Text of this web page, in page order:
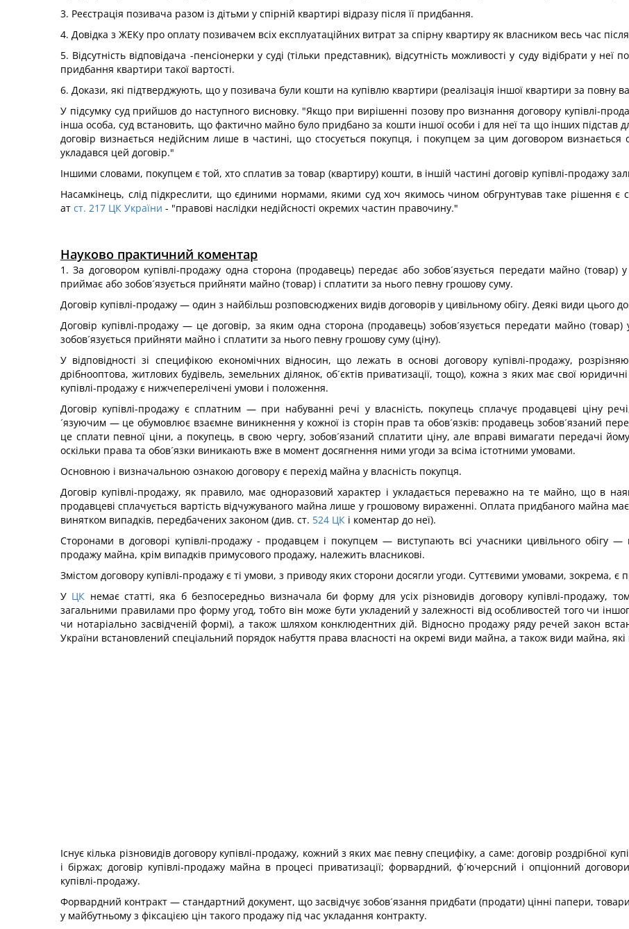
3. Реєстрація позивача разом із дітьми у спірній квартирі відразу після її придбання.
4. Довідка з ЖЕКу про оплату позивачем всіх експлуатаційних витрат за спірну квартиру як власником весь час
5. Відсутність відповідача -пенсіонерки у суді (тільки представник), відсутність можливості у суду відібрати у
придбання квартири такої вартості.
6. Докази, які підтверджують, що у позивача були кошти на купівлю квартири (реалізація іншої квартири за повну
У підсумку суд прийшов до наступного висновку. "Якщо при вирішенні позову про визнання договору купівлі-
інша особа, суд встановить, що фактично майно було придбано за кошти іншої особи і для неї та що інших підстав
договір визнається недійсним лише в частині, що стосується покупця, і покупцем за цим договором визнається
укладався цей договір."
Іншими словами, покупцем є той, хто сплатив за товар (квартиру) кошти, в іншій частині договір купівлі-продажу
Насамкінець, слід підкреслити, що єдиними нормами, якими суд хоч якимось чином обгрунтував таке рішення є
ат ст. 217 ЦК України - "правові наслідки недійсності окремих частин правочину."
Науково практичний коментар
1. За договором купівлі-продажу одна сторона (продавець) передає або зобов´язується передати майно (товар) у
приймає або зобов´язується прийняти майно (товар) і сплатити за нього певну грошову суму.
Договір купівлі-продажу — один з найбільш розповсюджених видів договорів у цивільному обігу. Деякі види цього
Договір купівлі-продажу — це договір, за яким одна сторона (продавець) зобов´язується передати майно (товар)
зобов´язується прийняти майно і сплатити за нього певну грошову суму (ціну).
У відповідності зі специфікою економічних відносин, що лежать в основі договору купівлі-продажу,
дрібнооптова, житлових будівель, земельних ділянок, об´єктів приватизації, тощо), кожна з яких має свої
купівлі-продажу є нижчеперелічені умови і положення.
Договір купівлі-продажу є сплатним — при набуванні речі у власність, покупець сплачує продавцеві ціну
´язуючим — це обумовлює взаємне виникнення у кожної із сторін прав та обов´язків: продавець зобов´язаний
це сплати певної ціни, а покупець, в свою чергу, зобов´язаний сплатити ціну, але вправі вимагати передачі
оскільки права та обов´язки виникають вже в момент досягнення ними угоди за всіма істотними умовами.
Основною і визначальною ознакою договору є перехід майна у власність покупця.
Договір купівлі-продажу, як правило, має одноразовий характер і укладається переважно на те майно, що в
продавцеві сплачується вартість відчужуваного майна лише у грошовому вираженні. Оплата придбаного майна
винятком випадків, передбачених законом (див. ст. 524 ЦК і коментар до неї).
Сторонами в договорі купівлі-продажу - продавцем і покупцем — виступають всі учасники цивільного
продажу майна, крім випадків примусового продажу, належить власникові.
Змістом договору купівлі-продажу є ті умови, з приводу яких сторони досягли угоди. Суттєвими умовами, зокрема, є
У ЦК немає статті, яка б безпосередньо визначала би форму для усіх різновидів договору купівлі-продажу,
загальними правилами про форму угод, тобто він може бути укладений у залежності від особливостей того чи
чи нотаріально засвідченій формі), а також шляхом конклюдентних дій. Відносно продажу ряду речей закон
України встановлений спеціальний порядок набуття права власності на окремі види майна, а також види майна,
Існує кілька різновидів договору купівлі-продажу, кожний з яких має певну специфіку, а саме: договір роздрібної
і біржах; договір купівлі-продажу майна в процесі приватизації; форвардний, ф´ючерсний і опціонний
купівлі-продажу.
Форвардний контракт — стандартний документ, що засвідчує зобов´язання придбати (продати) цінні папери,
у майбутньому з фіксацією цін такого продажу під час укладання контракту.